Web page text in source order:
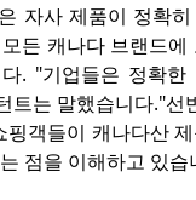
자사 제품이 정확
든 캐나다 브랜드
. "기업들은 정확
트는 말했습니다."
핑객들이 캐나다산
점을 이해하고 있습